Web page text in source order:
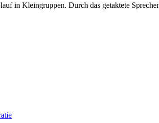
in Kleingruppen. Durch das getaktete